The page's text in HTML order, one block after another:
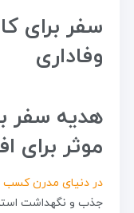
سفر برای
وفاداری
هدیه سفر
موثر برای
در دنیای مدرن کسب و
جذب و نگهداشت